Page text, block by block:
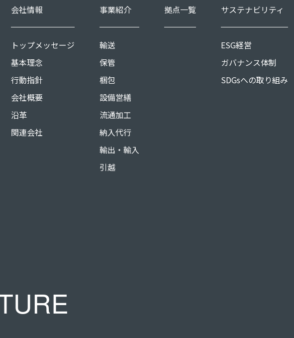
会社情報
トップメッセージ
基本理念
行動指針
会社概要
沿革
関連会社
事業紹介
輸送
保管
梱包
設備営繕
流通加工
納入代行
輸出・輸入
引越
拠点一覧 サステナビリティ
ESG経営
ガバナンス体制
SDGsへの取り組み